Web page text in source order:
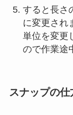
すると長さ
に変更され
単位を変更
ので作業途
スナップの仕